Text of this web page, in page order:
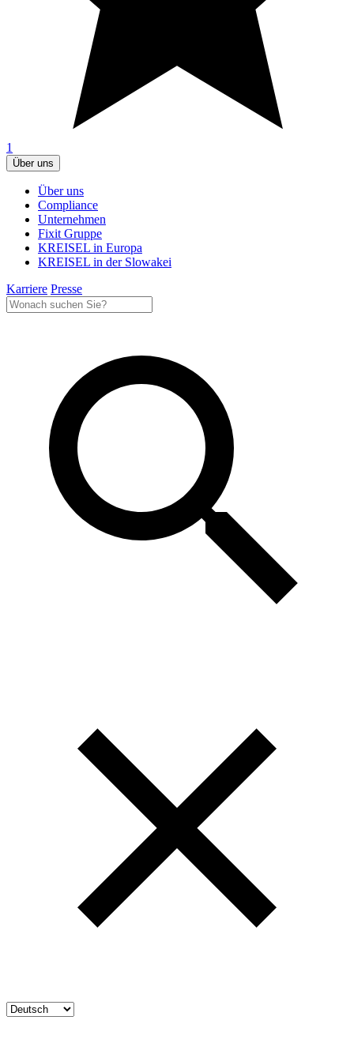
1
Über uns
Über uns
Compliance
Unternehmen
Fixit Gruppe
KREISEL in Europa
KREISEL in der Slowakei
Karriere Presse